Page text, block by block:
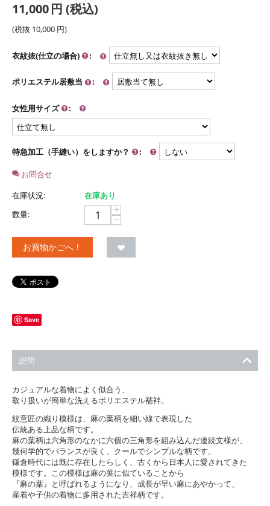
11,000円 (税込)
(税抜 10,000 円)
衣紋抜(仕立の場合) :
ポリエステル居敷当 :
女性用サイズ :
特急加工（手縫い）をしますか？ :
お問合せ
在庫状況:
在庫あり
数量:
+
−
お買物かごへ！
Save
説明
カジュアルな着物によく似合う、
取り扱いが簡単な洗えるポリエステル襦袢。
紋意匠の織り模様は、麻の葉柄を細い線で表現した
伝統ある上品な柄です。
麻の葉柄は六角形のなかに六個の三角形を組み込んだ連続文様が、
幾何学的でバランスが良く、クールでシンプルな柄です。
鎌倉時代には既に存在したらしく、古くから日本人に愛されてきた
模様です。この模様は麻の葉に似ていることから
『麻の葉』と呼ばれるようになり、成長が早い麻にあやかって、
産着や子供の着物に多用された吉祥柄です。